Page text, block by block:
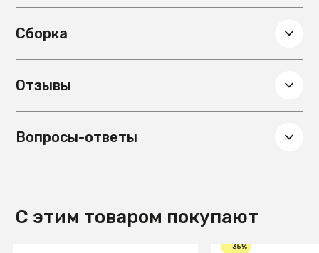
Сборка
Отзывы
Вопросы-ответы
С этим товаром покупают
— 35%